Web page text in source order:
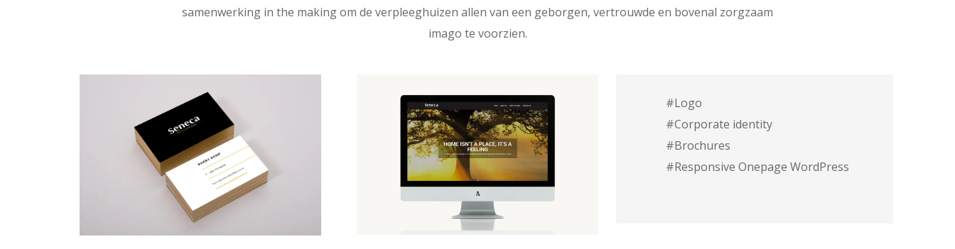
samenwerking in the making om de verpleeghuizen allen van een geborgen, vertrouwde en bovenal zorgzaam
imago te voorzien.
#Logo
#Corporate identity
#Brochures
#Responsive Onepage WordPress